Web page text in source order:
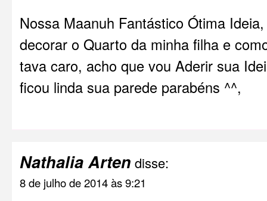
Nossa Maanuh Fantástico Ótima
decorar o Quarto da minha filha e
tava caro, acho que vou Aderir sua
ficou linda sua parede parabéns ^^,
Nathalia Arten disse:
8 de julho de 2014 às 9:21